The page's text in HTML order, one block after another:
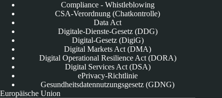
Compliance - Whistleblowing
CSA-Verordnung (Chatkontrolle)
Data Act
Digitale-Dienste-Gesetz (DDG)
Digital-Gesetz (DigiG)
Digital Markets Act (DMA)
Digital Operational Resilience Act (DORA)
Digital Services Act (DSA)
ePrivacy-Richtlinie
Gesundheitsdatennutzungsgesetz (GDNG)
Europäische Union